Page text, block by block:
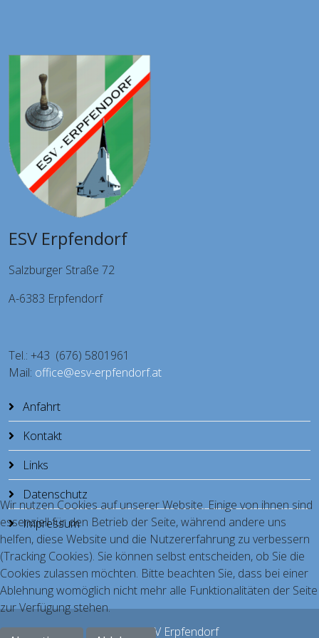
ESV Erpfendorf
Salzburger Straße 72
A-6383 Erpfendorf
Tel.: +43 (676) 5801961
Mail: office@esv-erpfendorf.at
Anfahrt
Kontakt
Links
Datenschutz
Impressum
© 2026 ESV Erpfendorf
Wir nutzen Cookies auf unserer Website. Einige von ihnen sind
essenziell für den Betrieb der Seite, während andere uns
helfen, diese Website und die Nutzererfahrung zu verbessern
(Tracking Cookies). Sie können selbst entscheiden, ob Sie die
Cookies zulassen möchten. Bitte beachten Sie, dass bei einer
Ablehnung womöglich nicht mehr alle Funktionalitäten der Seite
zur Verfügung stehen.